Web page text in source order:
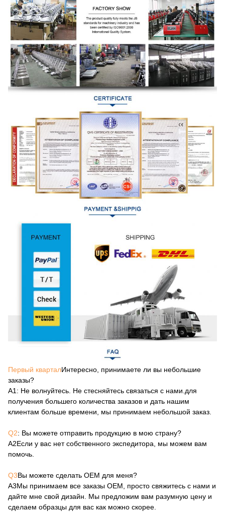
Первый кварталИнтересно, принимаете ли вы небольшие
заказы?
А1: Не волнуйтесь. Не стесняйтесь связаться с нами.для
получения большего количества заказов и дать нашим
клиентам больше времени, мы принимаем небольшой заказ.
Q2: Вы можете отправить продукцию в мою страну?
А2Если у вас нет собственного экспедитора, мы можем вам
помочь.
Q3Вы можете сделать OEM для меня?
А3Мы принимаем все заказы OEM, просто свяжитесь с нами и
дайте мне свой дизайн. Мы предложим вам разумную цену и
сделаем образцы для вас как можно скорее.